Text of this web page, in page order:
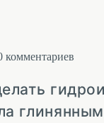
комментариев